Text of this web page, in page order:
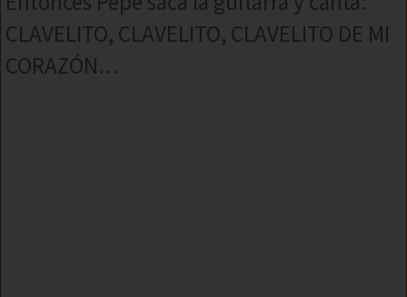
CLAVELITO, CLAVELITO, CLAVELITO DE MI
CORAZÓN…